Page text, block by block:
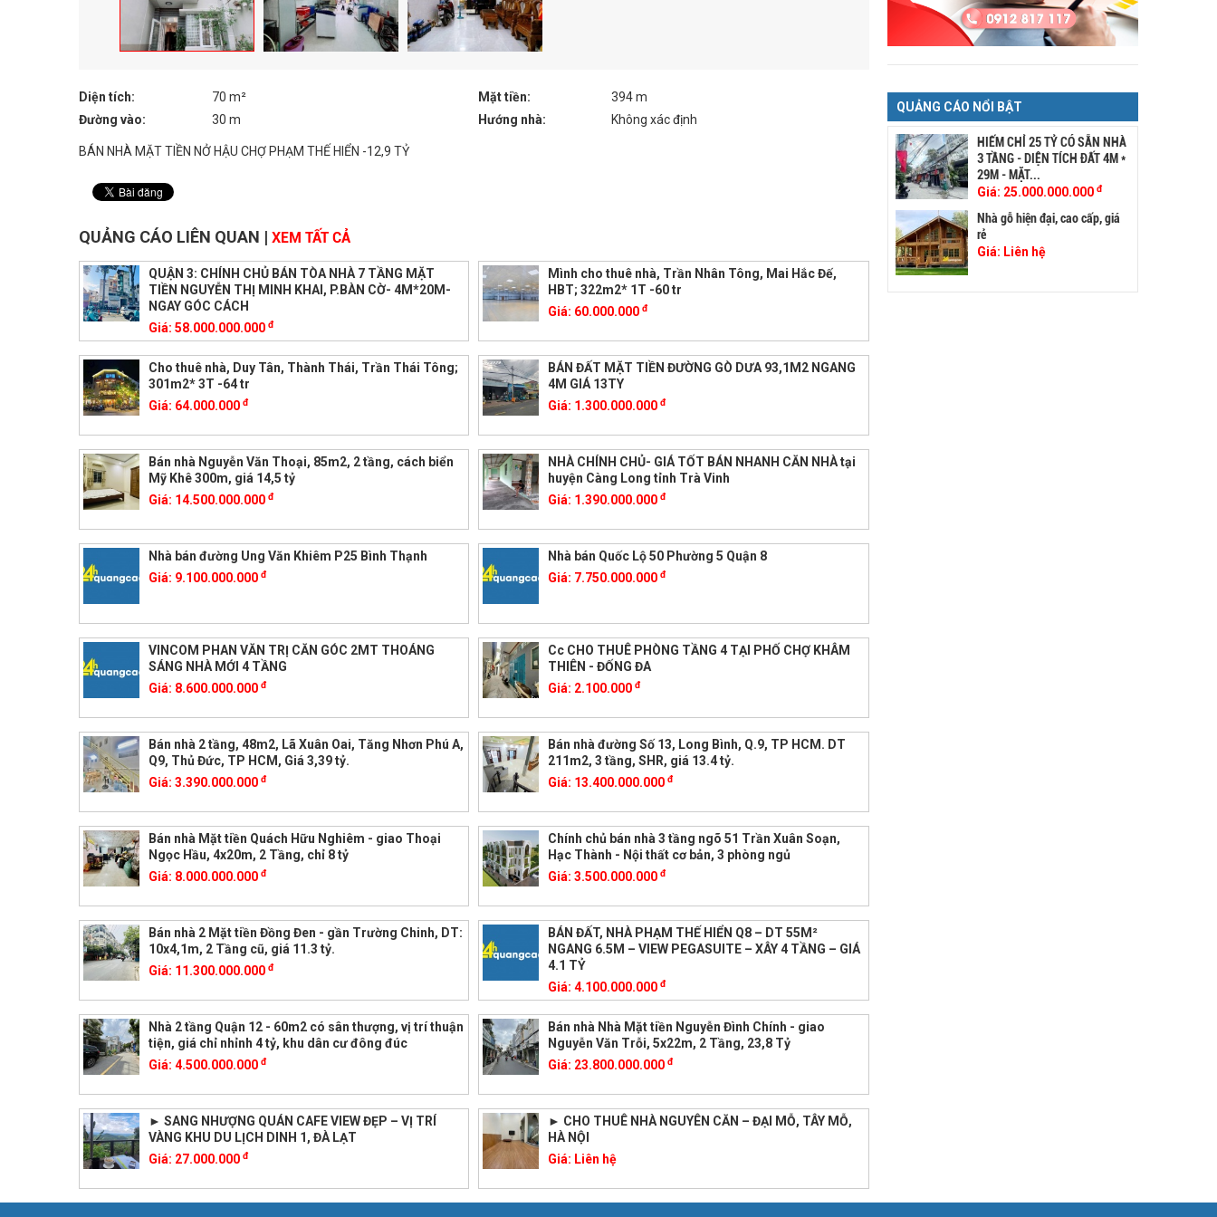
Diện tích: 70 m² Mặt tiền:
394 m
Đường vào:
30 m Hướng nhà: Không xác định
BÁN NHÀ MẶT TIỀN NỞ HẬU CHỢ PHẠM THẾ HIỂN -12,9 TỶ
QUẢNG CÁO LIÊN QUAN | XEM TẤT CẢ
QUẬN 3: CHÍNH CHỦ BÁN TÒA NHÀ 7 TẦNG MẶT
TIỀN NGUYỄN THỊ MINH KHAI, P.BÀN CỜ- 4M*20M-
NGAY GÓC CÁCH
Giá: 58.000.000.000 đ
Mình cho thuê nhà, Trần Nhân Tông, Mai Hắc Đế,
HBT; 322m2* 1T -60 tr
Giá: 60.000.000đ
Cho thuê nhà, Duy Tân, Thành Thái, Trần Thái Tông;
301m2* 3T -64 tr
Giá: 64.000.000 đ
BÁN ĐẤT MẶT TIỀN ĐƯỜNG GÒ DƯA 93,1M2 NGANG
4M GIÁ 13TY
Giá: 1.300.000.000đ
Bán nhà Nguyễn Văn Thoại, 85m2, 2 tầng, cách biển
Mỹ Khê 300m, giá 14,5 tỷ
Giá: 14.500.000.000 đ
NHÀ CHÍNH CHỦ- GIÁ TỐT BÁN NHANH CĂN NHÀ tại
huyện Càng Long tỉnh Trà Vinh
Giá: 1.390.000.000đ
Nhà bán đường Ung Văn Khiêm P25 Bình Thạnh
Giá: 9.100.000.000 đ
Nhà bán Quốc Lộ 50 Phường 5 Quận 8
Giá: 7.750.000.000đ
VINCOM PHAN VĂN TRỊ CĂN GÓC 2MT THOÁNG
SÁNG NHÀ MỚI 4 TẦNG
Giá: 8.600.000.000 đ
Cc CHO THUÊ PHÒNG TẦNG 4 TẠI PHỐ CHỢ KHÂM
THIÊN - ĐỐNG ĐA
Giá: 2.100.000đ
Bán nhà 2 tầng, 48m2, Lã Xuân Oai, Tăng Nhơn Phú A,
Q9, Thủ Đức, TP HCM, Giá 3,39 tỷ.
Giá: 3.390.000.000 đ
Bán nhà đường Số 13, Long Bình, Q.9, TP HCM. DT
211m2, 3 tầng, SHR, giá 13.4 tỷ.
Giá: 13.400.000.000đ
Bán nhà Mặt tiền Quách Hữu Nghiêm - giao Thoại
Ngọc Hầu, 4x20m, 2 Tầng, chỉ 8 tỷ
Giá: 8.000.000.000 đ
Chính chủ bán nhà 3 tầng ngõ 51 Trần Xuân Soạn,
Hạc Thành - Nội thất cơ bản, 3 phòng ngủ
Giá:3.500.000.000đ
Bán nhà 2 Mặt tiền Đồng Đen - gần Trường Chinh, DT:
10x4,1m, 2 Tầng cũ, giá 11.3 tỷ.
Giá: 11.300.000.000 đ
BÁN ĐẤT, NHÀ PHẠM THẾ HIỂN Q8 – DT 55M²
NGANG 6.5M – VIEW PEGASUITE – XÂY 4 TẦNG – GIÁ
4.1 TỶ
Giá:4.100.000.000đ
Nhà 2 tầng Quận 12 - 60m2 có sân thượng, vị trí thuận
tiện, giá chỉ nhỉnh 4 tỷ, khu dân cư đông đúc
Giá: 4.500.000.000 đ
Bán nhà Nhà Mặt tiền Nguyễn Đình Chính - giao
Nguyễn Văn Trỗi, 5x22m, 2 Tầng, 23,8 Tỷ
Giá: 23.800.000.000đ
► SANG NHƯỢNG QUÁN CAFE VIEW ĐẸP – VỊ TRÍ
VÀNG KHU DU LỊCH DINH 1, ĐÀ LẠT
Giá: 27.000.000 đ
► CHO THUÊ NHÀ NGUYÊN CĂN – ĐẠI MỖ, TÂY MỖ,
HÀ NỘI
Giá: Liên hệ
QUẢNG CÁO NỔI BẬT
HIẾM CHỈ 25 TỶ CÓ SẴN NHÀ
3 TẦNG - DIỆN TÍCH ĐẤT 4M *
29M - MẶT...
Giá: 25.000.000.000 đ
Nhà gỗ hiện đại, cao cấp, giá
rẻ
Giá: Liên hệ